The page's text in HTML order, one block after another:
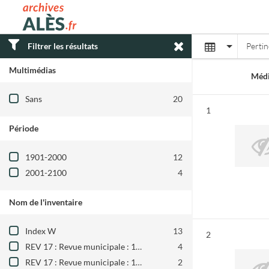
Archives municipales d'Alès
Filtrer les résultats
Multimédias
Filtre les résultats par : Multimédias
Sans 20
Période
Filtre les résultats par : Période
1901-2000
12
2001-2100
4
Nom de l'inventaire
Filtre les résultats par : Nom de
Index W
13
REV 17 : Revue municipale : 1960-1969
4
REV 17 : Revue municipale : 1970-1985
2
Affichage
Résultat n°
1
Résultat n°
2